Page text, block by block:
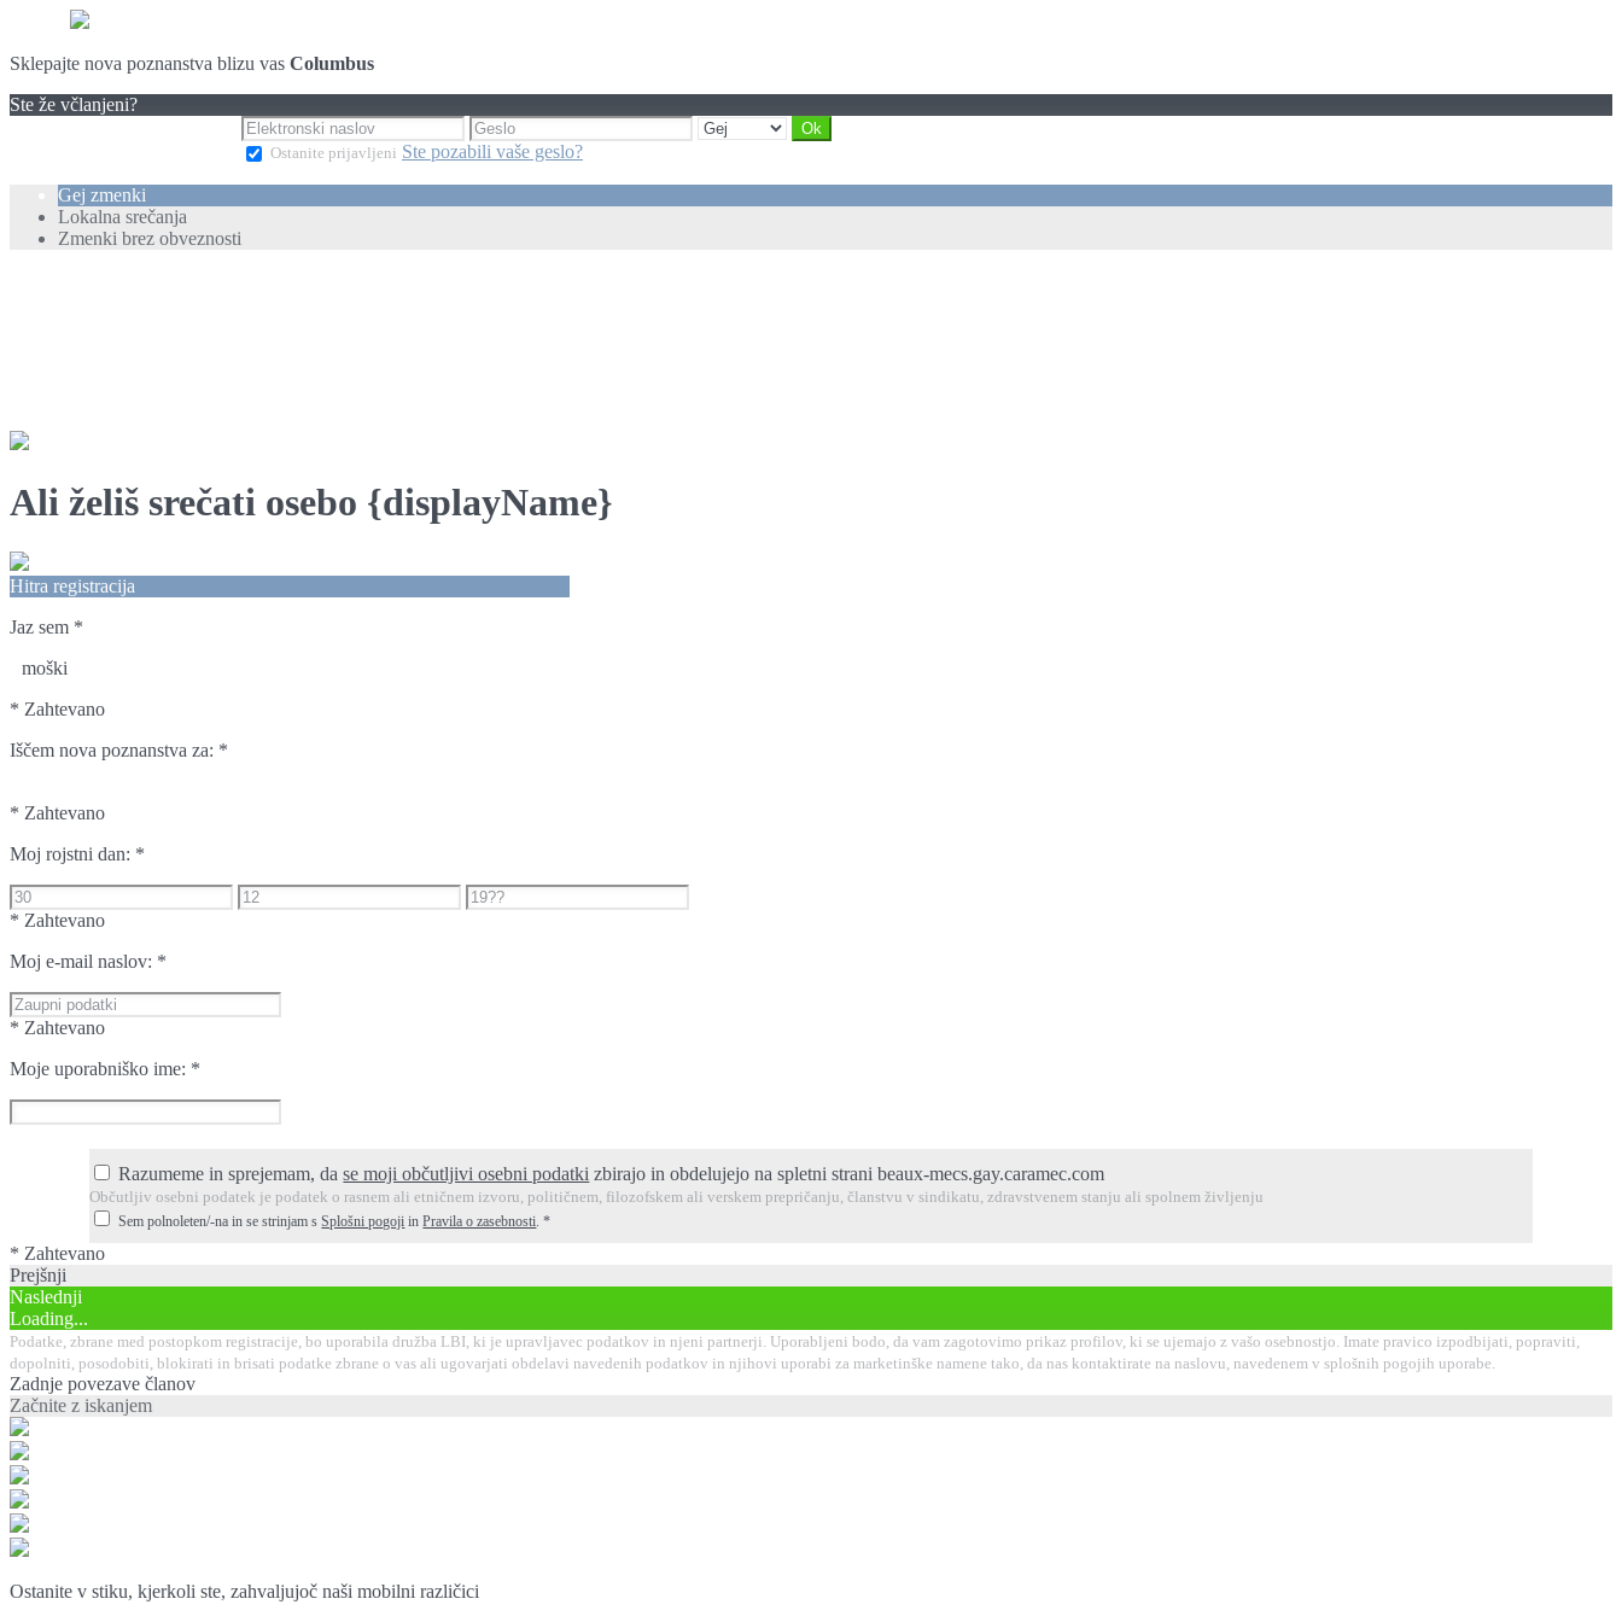
Sklepajte nova poznanstva blizu vas Columbus
Ste že včlanjeni?
Ostanite prijavljeni Ste pozabili vaše geslo?
Gej zmenki
Lokalna srečanja
Zmenki brez obveznosti
Ali želiš srečati osebo {displayName}
Hitra registracija
Jaz sem *
moški
* Zahtevano
Iščem nova poznanstva za: *
* Zahtevano
Moj rojstni dan: *
* Zahtevano
Moj e-mail naslov: *
* Zahtevano
Moje uporabniško ime: *
Razumeme in sprejemam, dase moji občutljivi osebni podatki zbirajo in obdelujejo na spletni strani beaux-mecs.gay.caramec.com
Občutljiv osebni podatek je podatek o rasnem ali etničnem izvoru, političnem, filozofskem ali verskem prepričanju, članstvu v sindikatu, zdravstvenem stanju ali spolnem življenju
Sem polnoleten/-na in se strinjam sSplošni pogoji inPravila o zasebnosti .*
* Zahtevano
Prejšnji
Naslednji
Loading...
Podatke, zbrane med postopkom registracije, bo uporabila družba LBI, ki je upravljavec podatkov in njeni partnerji. Uporabljeni bodo, da vam zagotovimo prikaz profilov, ki se ujemajo z vašo osebnostjo. Imate pravico izpodbijati, popraviti,
dopolniti, posodobiti, blokirati in brisati podatke zbrane o vas ali ugovarjati obdelavi navedenih podatkov in njihovi uporabi za marketinške namene tako, da nas kontaktirate na naslovu, navedenem v splošnih pogojih uporabe.
Zadnje povezave članov
Začnite z iskanjem
Ostanite v stiku, kjerkoli ste, zahvaljujoč naši mobilni različici